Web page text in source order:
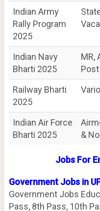
Indian Army
Rally Program
2025
Indian Navy
Bharti 2025
MR,
Post
Railway Bharti
2025
Indian Air Force
Bharti 2025
&
Jobs For
Government Jobs in
Government Jobs
Pass, 8th Pass, 10th